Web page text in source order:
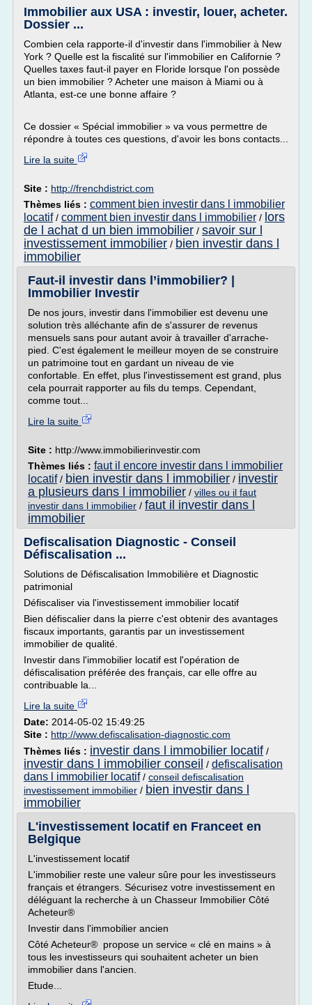
Immobilier aux USA : investir, louer, acheter.
Dossier ...
Combien cela rapporte-il d'investir dans l'immobilier à New
York ? Quelle est la fiscalité sur l'immobilier en Californie ?
Quelles taxes faut-il payer en Floride lorsque l'on possède
un bien immobilier ? Acheter une maison à Miami ou à
Atlanta, est-ce une bonne affaire ?
Ce dossier « Spécial immobilier » va vous permettre de
répondre à toutes ces questions, d'avoir les bons contacts...
Lire la suite
Site : http://frenchdistrict.com
Thèmes liés : comment bien investir dans l immobilier
locatif/ comment bien investir dans l immobilier / lors
de l achat d un bien immobilier / savoir sur l
investissement immobilier / bien investir dans l
immobilier
Faut-il investir dans l’immobilier? |
Immobilier Investir
De nos jours, investir dans l'immobilier est devenu une
solution très alléchante afin de s'assurer de revenus
mensuels sans pour autant avoir à travailler d'arrache-
pied. C'est également le meilleur moyen de se construire
un patrimoine tout en gardant un niveau de vie
confortable. En effet, plus l'investissement est grand, plus
cela pourrait rapporter au fils du temps. Cependant,
comme tout...
Lire la suite
Site : http://www.immobilierinvestir.com
Thèmes liés : faut il encore investir dans l immobilier
locatif/ bien investir dans l immobilier / investir
a plusieurs dans l immobilier / villes ou il faut
investir dans l immobilier / faut il investir dans l
immobilier
Defiscalisation Diagnostic - Conseil
Défiscalisation ...
Solutions de Défiscalisation Immobilière et Diagnostic
patrimonial
Défiscaliser via l'investissement immobilier locatif
Bien défiscalier dans la pierre c'est obtenir des avantages
fiscaux importants, garantis par un investissement
immobilier de qualité.
Investir dans l'immobilier locatif est l'opération de
défiscalisation préférée des français, car elle offre au
contribuable la...
Lire la suite
Date: 2014-05-02 15:49:25
Site : http://www.defiscalisation-diagnostic.com
Thèmes liés : investir dans l immobilier locatif /
investir dans l immobilier conseil / defiscalisation
dans l immobilier locatif/ conseil defiscalisation
investissement immobilier / bien investir dans l
immobilier
L'investissement locatif en Franceet en
Belgique
L'investissement locatif
L'immobilier reste une valeur sûre pour les investisseurs
français et étrangers. Sécurisez votre investissement en
déléguant la recherche à un Chasseur Immobilier Côté
Acheteur®
Investir dans l'immobilier ancien
Côté Acheteur® propose un service « clé en mains » à
tous les investisseurs qui souhaitent acheter un bien
immobilier dans l'ancien.
Etude...